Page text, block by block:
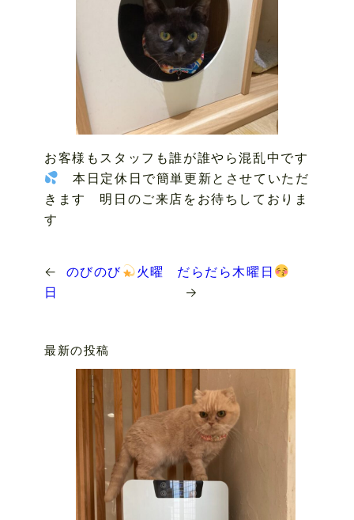
お客様もスタッフも誰が誰やら混乱中です
本日定休日で簡単更新とさせていただ
きます 明日のご来店をお待ちしておりま
す
← のびのび
火曜
日
だらだら木曜日
→
最新の投稿